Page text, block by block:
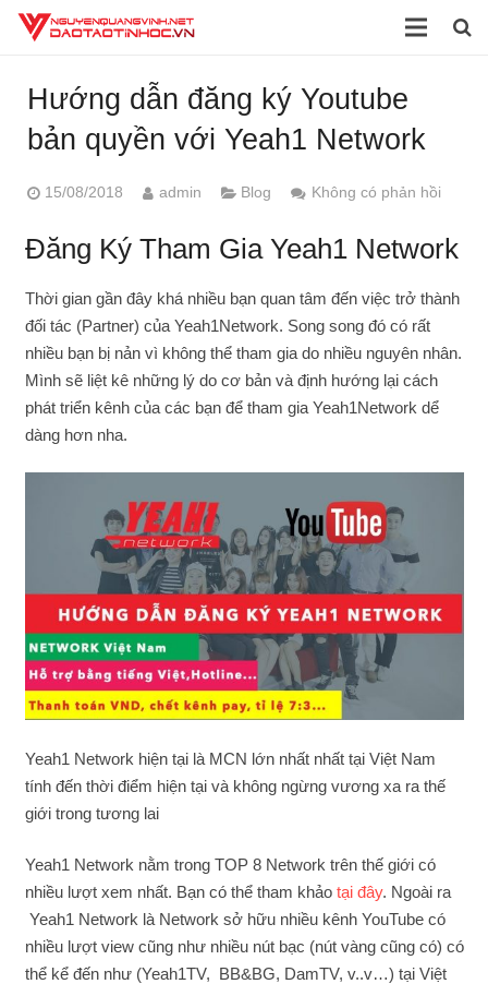
Giới thiệu
Tài liệu
Video
Blog
Liên hệ
Hướng dẫn đăng ký Youtube
bản quyền với Yeah1 Network
15/08/2018 admin Blog Không có phản hồi
Đăng Ký Tham Gia Yeah1 Network
Thời gian gần đây khá nhiều bạn quan tâm đến việc trở thành
đối tác (Partner) của Yeah1Network. Song song đó có rất
nhiều bạn bị nản vì không thể tham gia do nhiều nguyên nhân.
Mình sẽ liệt kê những lý do cơ bản và định hướng lại cách
phát triển kênh của các bạn để tham gia Yeah1Network dể
dàng hơn nha.
Yeah1 Network hiện tại là MCN lớn nhất nhất tại Việt Nam
tính đến thời điểm hiện tại và không ngừng vương xa ra thế
giới trong tương lai
Yeah1 Network nằm trong TOP 8 Network trên thế giới có
nhiều lượt xem nhất. Bạn có thể tham khảo tại đây. Ngoài ra
Yeah1 Network là Network sở hữu nhiều kênh YouTube có
nhiều lượt view cũng như nhiều nút bạc (nút vàng cũng có) có
thể kể đến như (Yeah1TV, BB&BG, DamTV, v..v…) tại Việt